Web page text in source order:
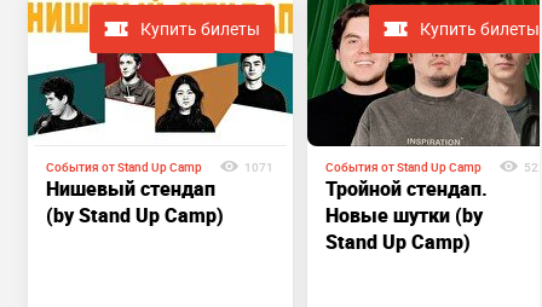
Купить билеты
События от Stand Up Camp 1071
Нишевый стендап
(by Stand Up Camp)
Купить билеты
События от Stand Up Camp
Тройной стендап.
Новые шутки (by
Stand Up Camp)